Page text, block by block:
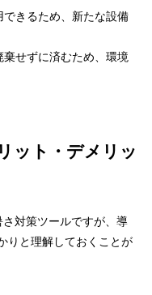
できるため、新たな設備
棄せずに済むため、環境
ット・デメリッ
対策ツールですが、導
りと理解しておくことが